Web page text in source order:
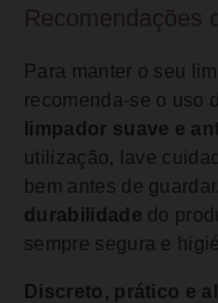
Recomendações
Para manter o seu
recomenda-se o uso
limpador suave e
utilização, lave
bem antes de
durabilidade do
sempre segura e
Discreto, prático e